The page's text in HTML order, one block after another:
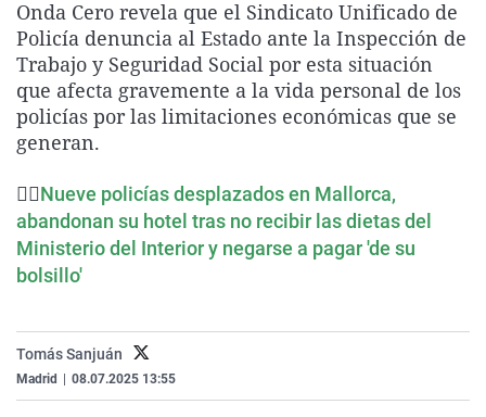
La rosa de los vientos
Gente viajera
Como el perro y el
Caso
Retornados
Equipo de
Operación Viuda
Extremadura
Galicia
La Rioja
Virales
Televisión
Elecciones
Onda Cero revela que el Sindicato Unificado de
Policía denuncia al Estado ante la Inspección de
Trabajo y Seguridad Social por esta situación
que afecta gravemente a la vida personal de los
policías por las limitaciones económicas que se
generan.
👮‍♂️Nueve policías desplazados en Mallorca,
abandonan su hotel tras no recibir las dietas del
Ministerio del Interior y negarse a pagar 'de su
bolsillo'
Tomás Sanjuán
Madrid 08.07.2025 13:55